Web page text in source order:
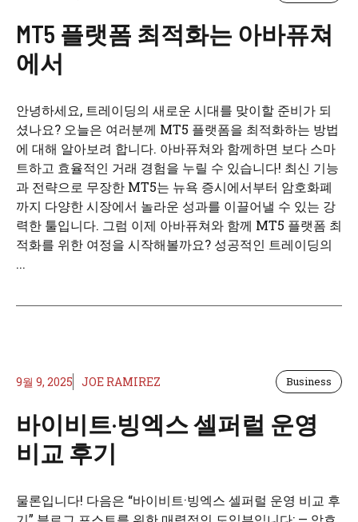
MT5 플랫폼 최적화는 아바퓨쳐
에서
안녕하세요, 트레이딩의 새로운 시대를 맞이할 준비가 되
셨나요? 오늘은 여러분께 MT5 플랫폼을 최적화하는 방법
에 대해 알아보려 합니다. 아바퓨쳐와 함께하면 보다 스마
트하고 효율적인 거래 경험을 누릴 수 있습니다! 최신 기능
과 전략으로 무장한 MT5는 뉴욕 증시에서부터 암호화폐
까지 다양한 시장에서 놀라운 성과를 이끌어낼 수 있는 강
력한 툴입니다. 그럼 이제 아바퓨쳐와 함께 MT5 플랫폼 최
적화를 위한 여정을 시작해볼까요? 성공적인 트레이딩의
...
9월 9, 2025 JOE RAMIREZ Business
바이비트·빙엑스 셀퍼럴 운영
비교 후기
물론입니다! 다음은 “바이비트·빙엑스 셀퍼럴 운영 비교 후